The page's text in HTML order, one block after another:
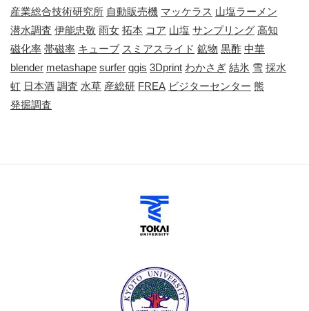
産業総合技術研究所 自動販売機 マッケラス 山塩ラーメン
潜水調査 伊能忠敬 雨女 拓本 コア 山塩 サンプリング 高知
磁化率 帯磁率 キューブ スミアスライド 鉱物 黒酢 中華
blender metashape surfer qgis 3Dprint わかさぎ 結氷 雪 採水
虹 日本酒 調査 水草 産総研 FREA ビジターセンター 熊
発掘調査